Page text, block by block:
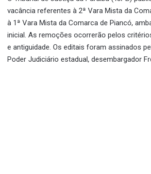
vacância referentes à 2ª Vara Mista da
à 1ª Vara Mista da Comarca de Piancó,
inicial. As remoções ocorrerão pelos
e antiguidade. Os editais foram assinados
Poder Judiciário estadual, desembargador